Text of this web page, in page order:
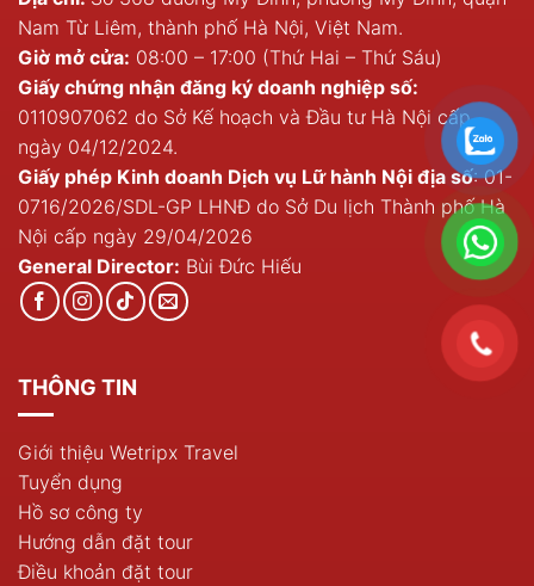
Nam Từ Liêm, thành phố Hà Nội, Việt Nam.
Giờ mở cửa: 08:00 – 17:00 (Thứ Hai – Thứ Sáu)
Giấy chứng nhận đăng ký doanh nghiệp số:
0110907062 do Sở Kế hoạch và Đầu tư Hà Nội cấp
ngày 04/12/2024.
Giấy phép Kinh doanh Dịch vụ Lữ hành Nội địa số: 01-
0716/2026/SDL-GP LHNĐ do Sở Du lịch Thành phố Hà
Nội cấp ngày 29/04/2026
General Director: Bùi Đức Hiếu
THÔNG TIN
Giới thiệu Wetripx Travel
Tuyển dụng
Hồ sơ công ty
Hướng dẫn đặt tour
Điều khoản đặt tour